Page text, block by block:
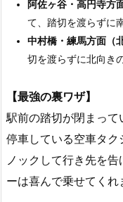
阿佐ヶ谷・高円寺方
て、踏切を渡らずに
中村橋・練馬方面（
切を渡らずに北向き
【最強の裏ワザ】
駅前の踏切が閉まっ
停車している空車タク
ノックして行き先を
ーは喜んで乗せてくれ